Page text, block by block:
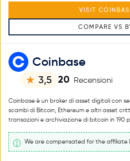
Coinbase
3,5 20 Recensioni
Coinbase è un broker di asset digitali con
scambi di Bitcoin, Ethereum e altri asset
transazioni e archiviazione di bitcoin in 190
We are compensated for the affiliate
VISIT
COMPARE VS